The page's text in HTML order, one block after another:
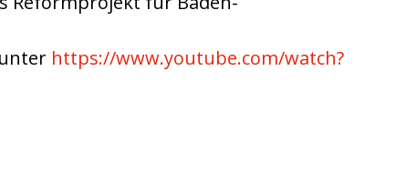
https://www.youtube.com/watch?